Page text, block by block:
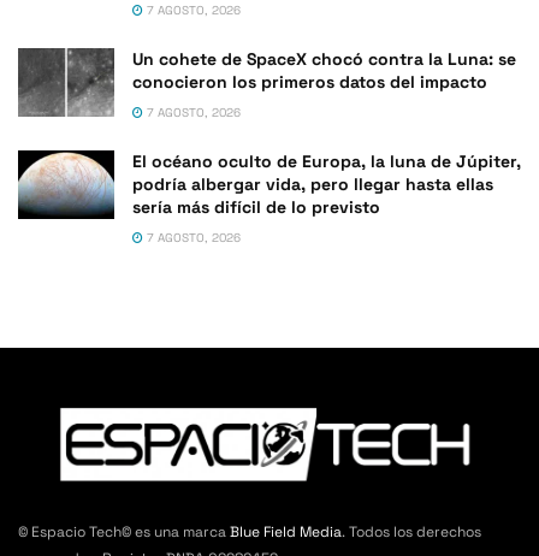
7 AGOSTO, 2026
Un cohete de SpaceX chocó contra la Luna: se
conocieron los primeros datos del impacto
7 AGOSTO, 2026
El océano oculto de Europa, la luna de Júpiter,
podría albergar vida, pero llegar hasta ellas
sería más difícil de lo previsto
7 AGOSTO, 2026
© Espacio Tech© es una marcaBlue Field Media. Todos los derechos